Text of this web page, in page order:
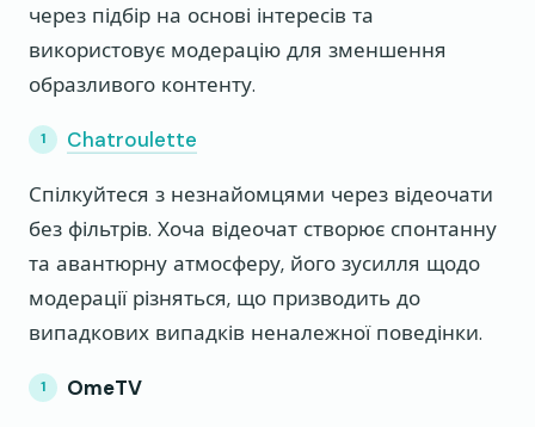
через підбір на основі інтересів та
використовує модерацію для зменшення
образливого контенту.
Chatroulette
Спілкуйтеся з незнайомцями через відеочати
без фільтрів. Хоча відеочат створює спонтанну
та авантюрну атмосферу, його зусилля щодо
модерації різняться, що призводить до
випадкових випадків неналежної поведінки.
OmeTV